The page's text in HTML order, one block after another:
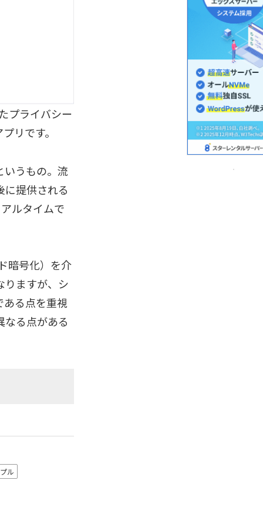
プライバシー
リです。
いうもの。流
に提供される
ルタイムで
暗号化）を介
りますが、シ
る点を重視
なる点がある
ル